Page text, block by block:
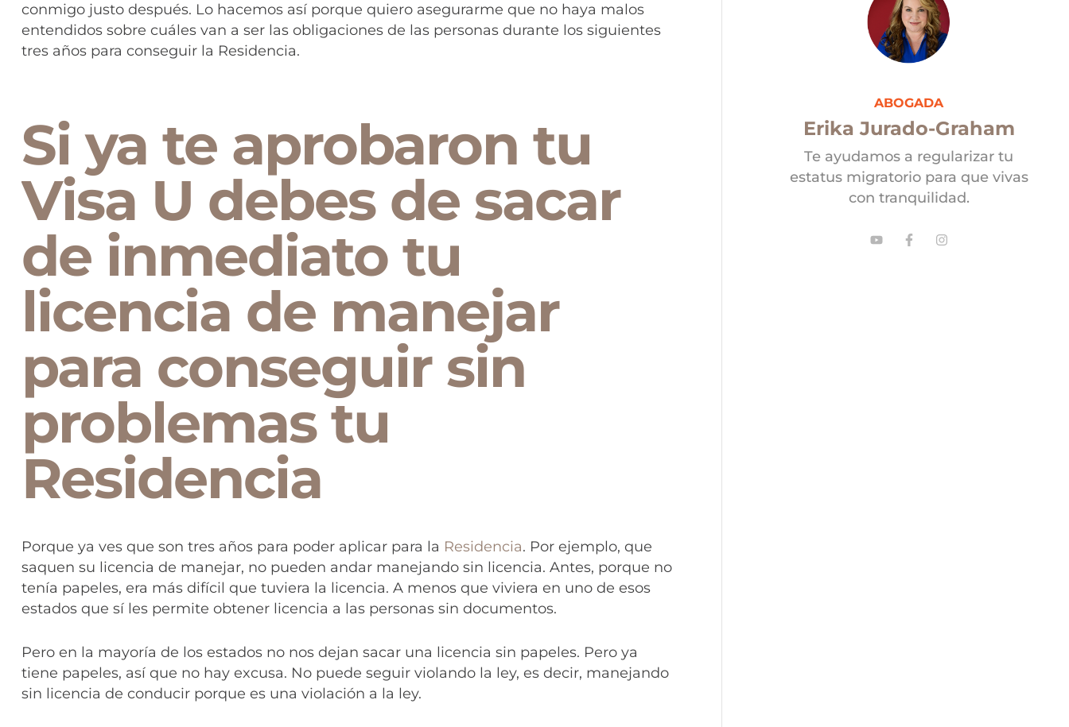
conmigo justo después. Lo hacemos así porque quiero asegurarme que no haya malos
entendidos sobre cuáles van a ser las obligaciones de las personas durante los siguientes
tres años para conseguir la Residencia.
Si ya te aprobaron tu
Visa U debes de sacar
de inmediato tu
licencia de manejar
para conseguir sin
problemas tu
Residencia
Porque ya ves que son tres años para poder aplicar para la Residencia. Por ejemplo, que
saquen su licencia de manejar, no pueden andar manejando sin licencia. Antes, porque no
tenía papeles, era más difícil que tuviera la licencia. A menos que viviera en uno de esos
estados que sí les permite obtener licencia a las personas sin documentos.
Pero en la mayoría de los estados no nos dejan sacar una licencia sin papeles. Pero ya
tiene papeles, así que no hay excusa. No puede seguir violando la ley, es decir, manejando
sin licencia de conducir porque es una violación a la ley.
ABOGADA
Erika Jurado-Graham
Te ayudamos a regularizar tu
estatus migratorio para que vivas
con tranquilidad.